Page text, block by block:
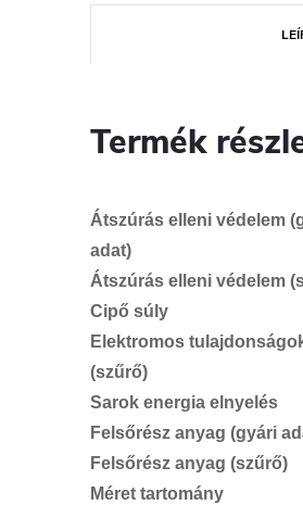
Termék
Átszúrás elleni védelem
adat)
Átszúrás elleni védelem
Cipő súly
Elektromos
(szűrő)
Sarok energia elnyelés
Felsőrész anyag (gyári
Felsőrész anyag (szűrő)
Méret tartomány